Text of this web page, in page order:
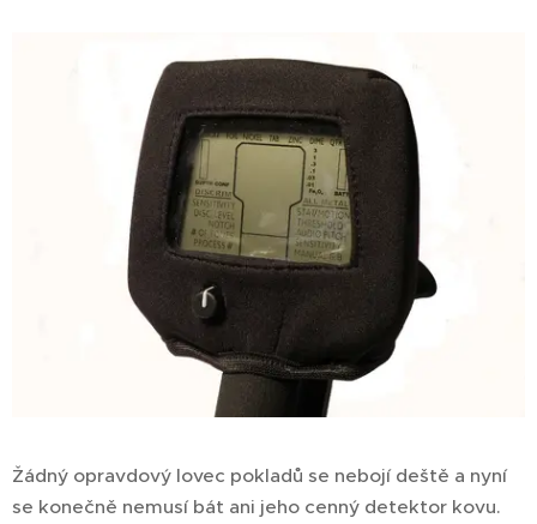
Žádný opravdový lovec pokladů se nebojí deště a nyní
se konečně nemusí bát ani jeho cenný detektor kovu.